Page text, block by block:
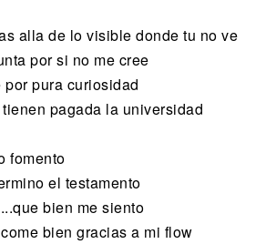
alla de lo visible donde tu no ve
por si no me cree
pura curiosidad
pagada la universidad
fomento
el testamento
bien me siento
bien gracias a mi flow